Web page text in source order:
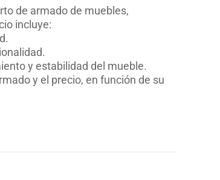
de armado de muebles,
incluye:
y estabilidad del mueble.
y el precio, en función de su